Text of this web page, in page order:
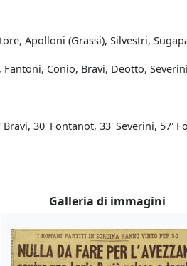
Apolloni (Grassi), Silvestri,
Conio, Bravi, Deotto,
30' Fontanot, 33' Severini, 57'
Galleria di immagini